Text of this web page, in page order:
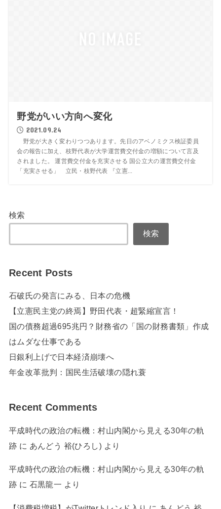
野党がいい方向へ変化
2021.09.24
野党が大きく変わりつつあります。先日のアベノミクス検証委員
会の報告に加え、枝野代表が大学運営費交付金の増額について言及
されました。 運営費交付金を充実させる 国公立大の運営費交付金
「充実させる」 立民・枝野代表 『立憲...
検索
検索
Recent Posts
石破氏の発言にみる、日本の危機
【立憲民主党の終焉】野田代表・超緊縮宣言！
国の債務超過695兆円？財務省の「国の財務書類」作成
はムダな仕事である
日銀利上げで日本経済崩壊へ
年金改革批判：国民生活破壊の隠れ蓑
Recent Comments
平成時代の政治の転機：村山内閣から見える30年の軌
跡 に あんどう 裕(ひろし) より
平成時代の政治の転機：村山内閣から見える30年の軌
跡 に 石黒龍一 より